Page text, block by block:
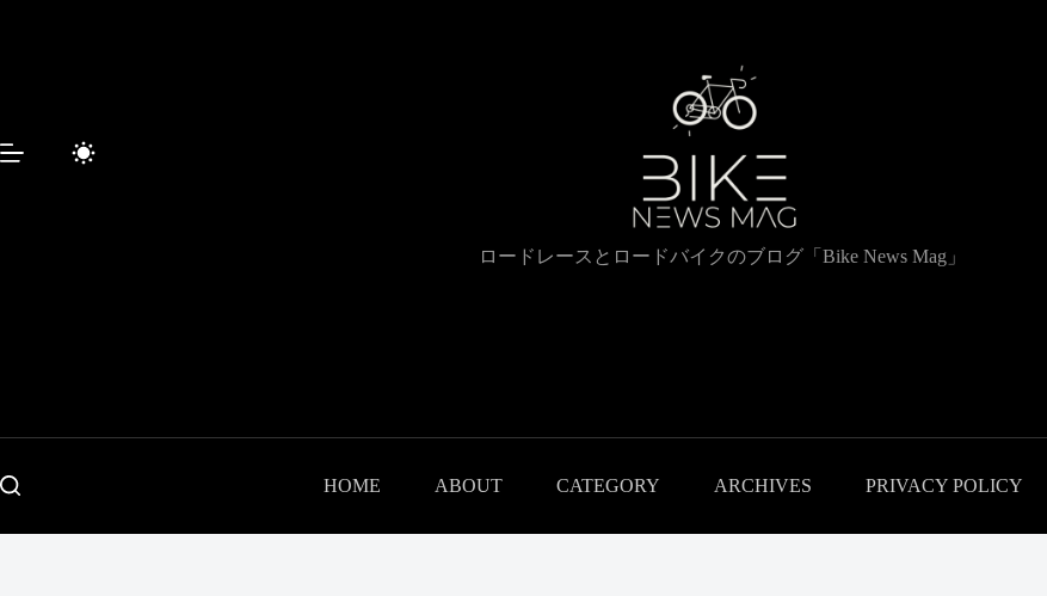
ス
ロードレースとロードバイクのブログ「Bike News Mag」
HOME ABOUT CATEGORY ARCHIVES PRIVACY POLICY